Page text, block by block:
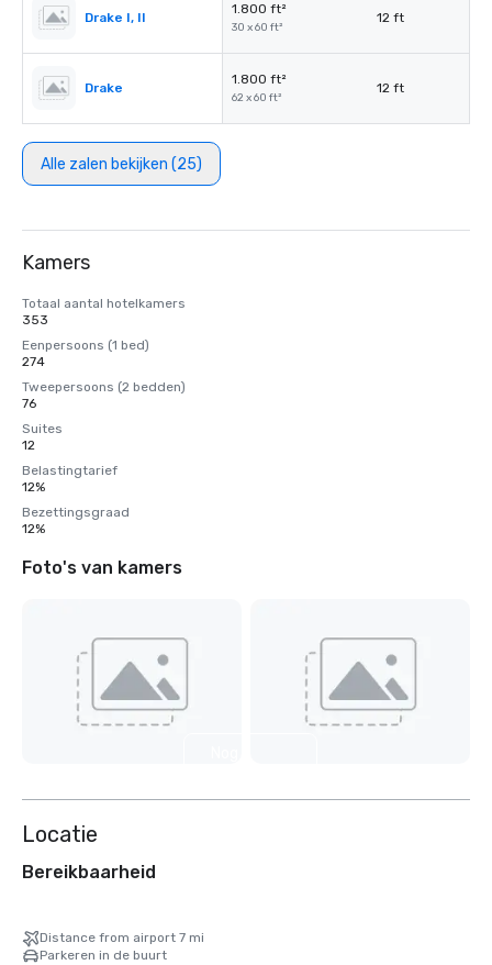
Drake I, II
1.800 ft²
30 x 60 ft²
12 ft
Drake
1.800 ft²
62 x 60 ft²
12 ft
Alle zalen bekijken (25)
Kamers
Totaal aantal hotelkamers
353
Eenpersoons (1 bed)
274
Tweepersoons (2 bedden)
76
Suites
12
Belastingtarief
12%
Bezettingsgraad
12%
Foto's van kamers
Locatie
Bereikbaarheid
Distance from airport 7 mi
Parkeren in de buurt